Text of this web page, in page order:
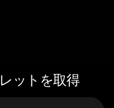
ットを取得